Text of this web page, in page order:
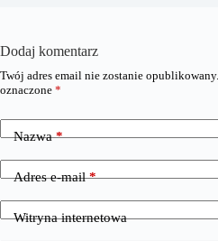
Dodaj komentarz
Twój adres email nie zostanie opublikowany.
oznaczone *
Nazwa*
Adres e-mail*
Witryna internetowa